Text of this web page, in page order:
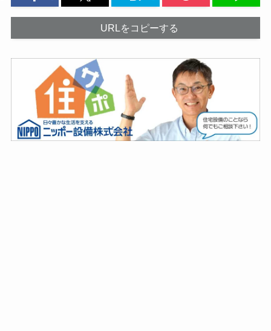
URLをコピーする